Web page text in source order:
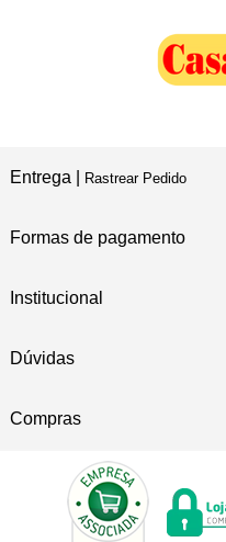
Entrega | Rastrear Pedido
Formas de pagamento
Institucional
Dúvidas
Compras